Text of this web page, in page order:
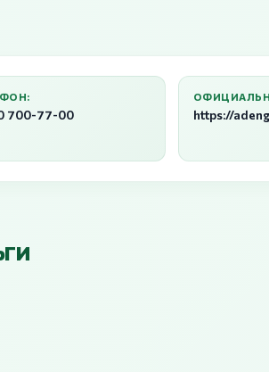
700-77-00 https://